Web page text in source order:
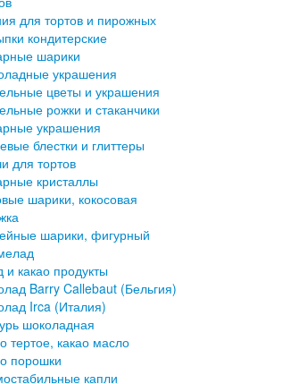
для тортов и пирожных
кондитерские
шарики
украшения
цветы и украшения
рожки и стаканчики
украшения
блестки и глиттеры
для тортов
кристаллы
шарики, кокосовая
шарики, фигурный
какао продукты
Barry Callebaut (Бельгия)
Irca (Италия)
шоколадная
тертое, какао масло
порошки
капли